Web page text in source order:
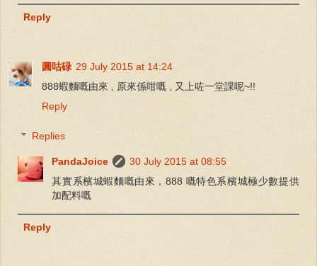
Reply
圓咕碌 29 July 2015 at 14:24
888蝦麵嘅由來 , 原來係咁嘅 , 又上咗一堂課呢~!!
Reply
Replies
PandaJoice
30 July 2015 at 08:55
其實系檳城蝦麵嘅由來，888 嘅特色系檳城極少數提供
加配料嘅
Reply